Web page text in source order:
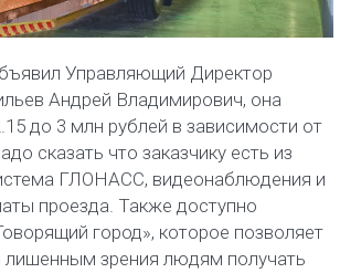
Управляющий Директор
Андрей Владимирович, она
до 3 млн рублей в зависимости от
сказать что заказчику есть из
ГЛОНАСС, видеонаблюдения и
проезда. Также доступно
город», которое позволяет
зрения людям получать